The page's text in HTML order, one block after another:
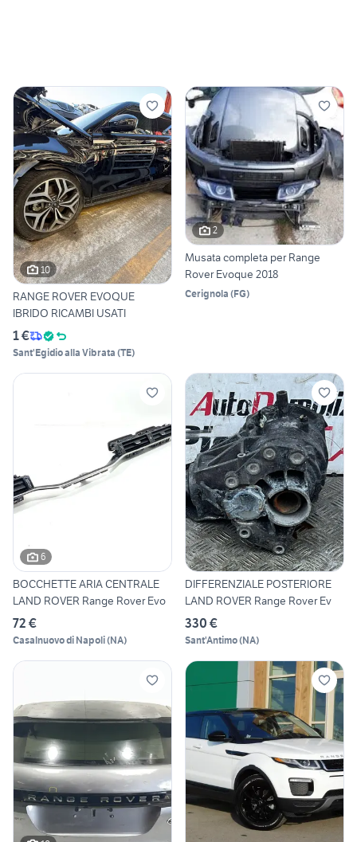
10
RANGE ROVER EVOQUE
IBRIDO RICAMBI USATI
1 €
Sant'Egidio alla Vibrata (TE)
2
Musata completa per Range
Rover Evoque 2018
Cerignola (FG)
6
BOCCHETTE ARIA CENTRALE
LAND ROVER Range Rover Evo
72 €
Casalnuovo di Napoli(NA)
DIFFERENZIALE POSTERIORE
LAND ROVER Range Rover Ev
330 €
Sant'Antimo(NA)